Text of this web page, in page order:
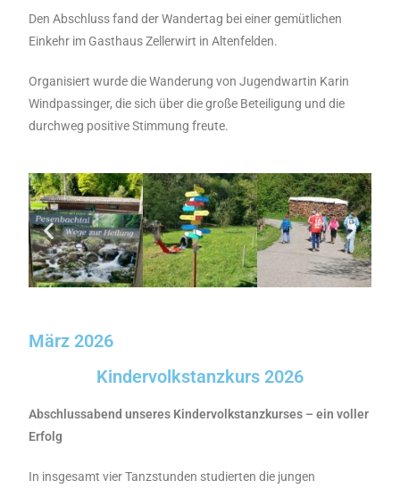
Den Abschluss fand der Wandertag bei einer gemütlichen
Einkehr im Gasthaus Zellerwirt in Altenfelden.
Organisiert wurde die Wanderung von Jugendwartin Karin
Windpassinger, die sich über die große Beteiligung und die
durchweg positive Stimmung freute.
März 2026
Kindervolkstanzkurs 2026
Abschlussabend unseres Kindervolkstanzkurses – ein voller
Erfolg
In insgesamt vier Tanzstunden studierten die jungen